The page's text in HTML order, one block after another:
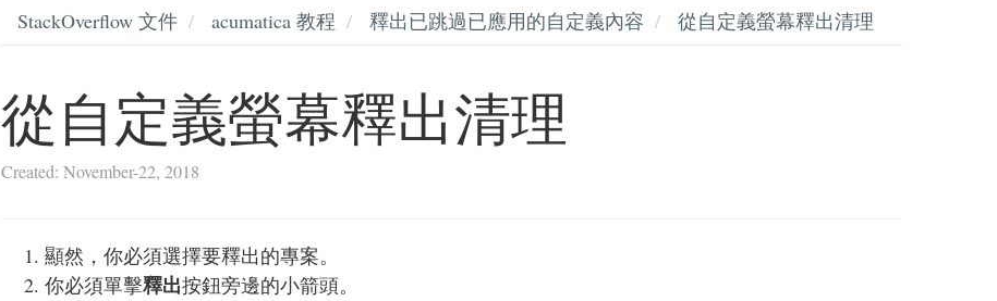
StackOverflow 文件 acumatica 教程 釋出已跳過已應用的自定義內容 從自定義螢幕釋出清理
從自定義螢幕釋出清理
Created: November-22, 2018
顯然，你必須選擇要釋出的專案。
你必須單擊釋出按鈕旁邊的小箭頭。